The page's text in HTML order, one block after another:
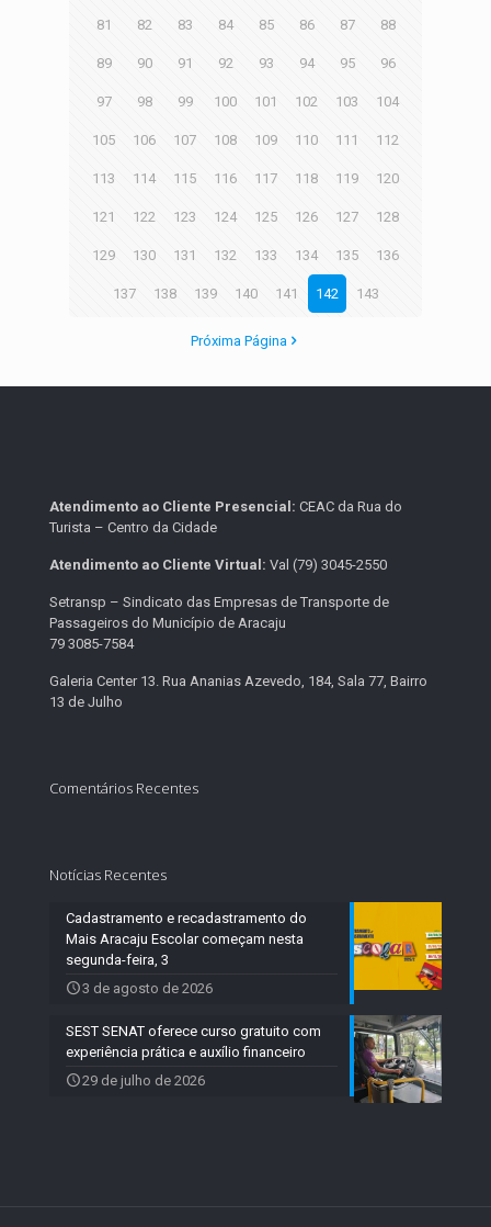
81 82 83 84 85 86 87 88
89 90 91 92 93 94 95 96
97 98 99 100 101 102 103 104
105 106 107 108 109 110 111 112
113 114 115 116 117 118 119 120
121 122 123 124 125 126 127 128
129 130 131 132 133 134 135 136
137 138 139 140 141 142 143
Próxima Página
Atendimento ao Cliente Presencial: CEAC da Rua do
Turista – Centro da Cidade
Atendimento ao Cliente Virtual: Val (79) 3045-2550
Setransp – Sindicato das Empresas de Transporte de
Passageiros do Município de Aracaju
79 3085-7584
Galeria Center 13. Rua Ananias Azevedo, 184, Sala 77, Bairro
13 de Julho
Comentários Recentes
Notícias Recentes
Cadastramento e recadastramento do
Mais Aracaju Escolar começam nesta
segunda-feira, 3
3 de agosto de 2026
SEST SENAT oferece curso gratuito com
experiência prática e auxílio financeiro
29 de julho de 2026